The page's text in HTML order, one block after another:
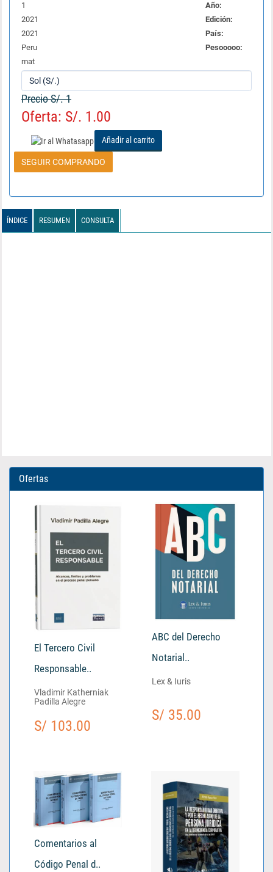
1
Año:
2021
Edición:
2021
País:
Peru
Pesooooo:
mat
Precio S/. 1
Oferta: S/. 1.00
Añadir al carrito
SEGUIR COMPRANDO
ÍNDICE RESUMEN CONSULTA
Ofertas
El Tercero Civil
Responsable..
Vladimir Katherniak
Padilla Alegre
S/ 103.00
ABC del Derecho
Notarial..
Lex & Iuris
S/ 35.00
Comentarios al
Código Penal d..